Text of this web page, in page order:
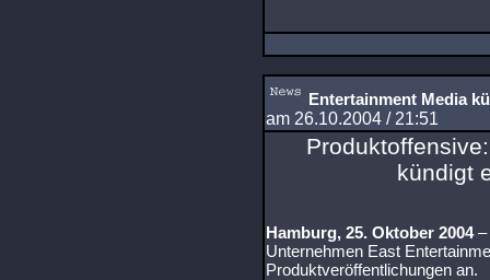
Entertainment Media
am 26.10.2004 / 21:51
kündigt
Hamburg, 25. Oktober 2004–
Unternehmen East
Produktveröffentlichungen an.